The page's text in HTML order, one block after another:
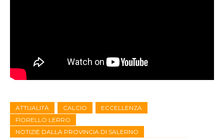
ATTUALITÀ CALCIO
ECCELLENZA
FIORELLO LERRO
NOTIZIE DALLA PROVINCIA DI SALERNO